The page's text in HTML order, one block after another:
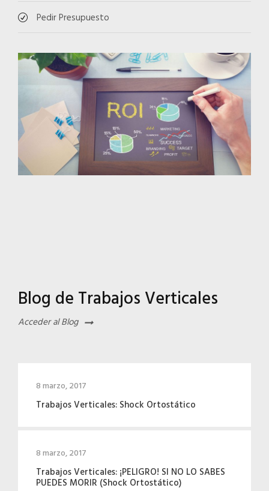
Pedir Presupuesto
Blog de Trabajos Verticales
Acceder al Blog
8 marzo, 2017
Trabajos Verticales: Shock Ortostático
8 marzo, 2017
Trabajos Verticales: ¡PELIGRO! SI NO LO SABES
PUEDES MORIR (Shock Ortostático)